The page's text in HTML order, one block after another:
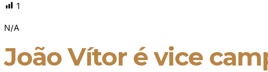
1
N/A
João Vítor é vice